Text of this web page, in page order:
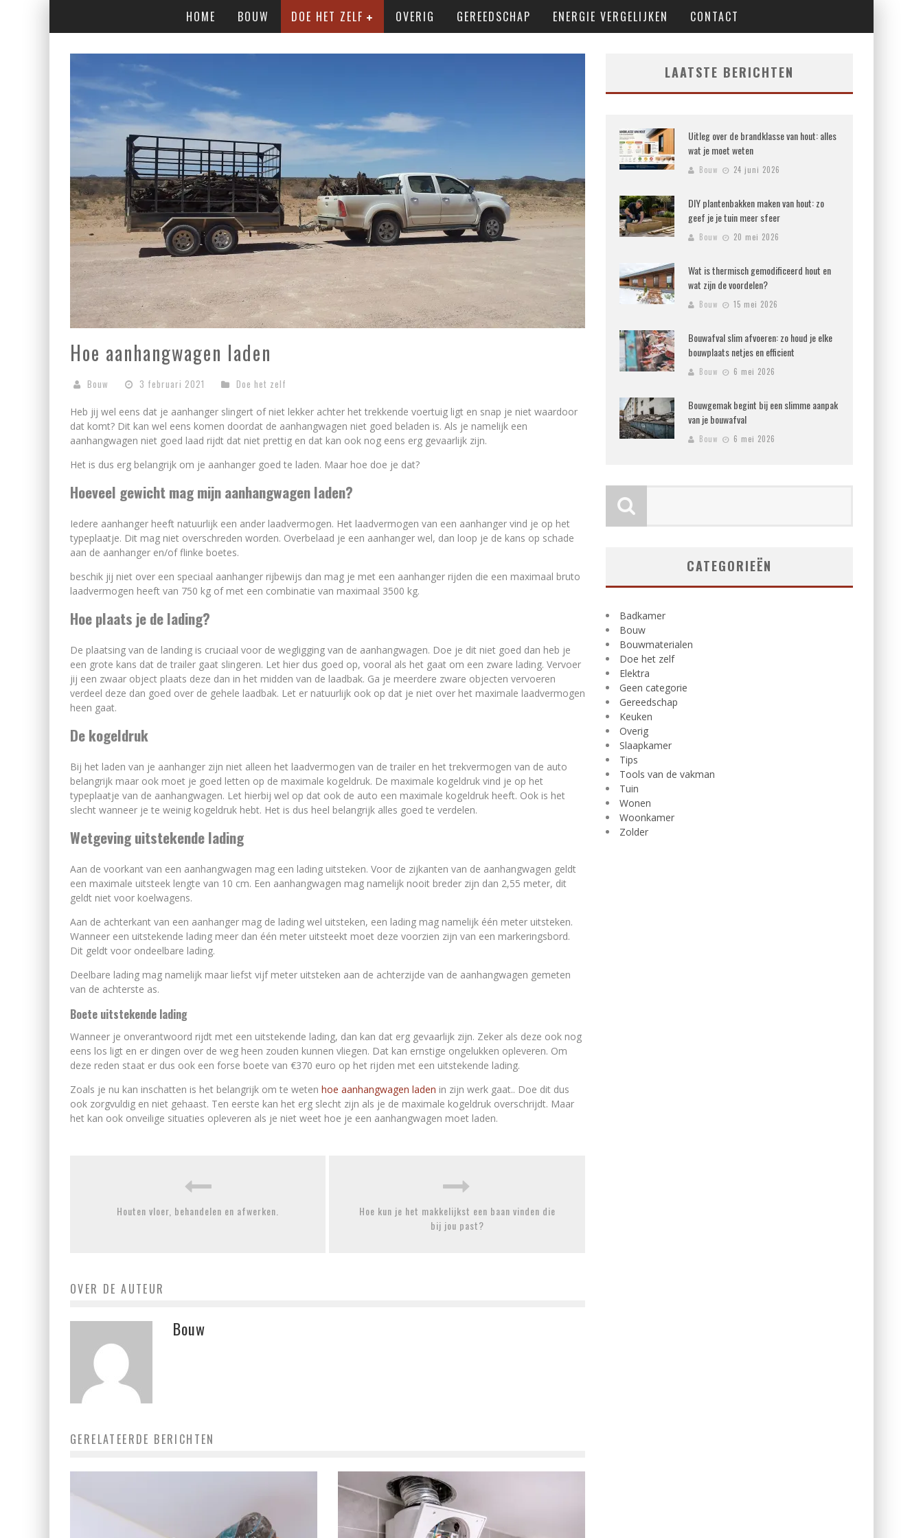
HOME BOUW DOE HET ZELF OVERIG GEREEDSCHAP ENERGIE VERGELIJKEN CONTACT
Hoe aanhangwagen laden
Bouw 3 februari 2021 Doe het zelf
Heb jij wel eens dat je aanhanger slingert of niet lekker achter het trekkende voertuig ligt en snap je niet waardoor
dat komt? Dit kan wel eens komen doordat de aanhangwagen niet goed beladen is. Als je namelijk een
aanhangwagen niet goed laad rijdt dat niet prettig en dat kan ook nog eens erg gevaarlijk zijn.
Het is dus erg belangrijk om je aanhanger goed te laden. Maar hoe doe je dat?
Hoeveel gewicht mag mijn aanhangwagen laden?
Iedere aanhanger heeft natuurlijk een ander laadvermogen. Het laadvermogen van een aanhanger vind je op het
typeplaatje. Dit mag niet overschreden worden. Overbelaad je een aanhanger wel, dan loop je de kans op schade
aan de aanhanger en/of flinke boetes.
beschik jij niet over een speciaal aanhanger rijbewijs dan mag je met een aanhanger rijden die een maximaal bruto
laadvermogen heeft van 750 kg of met een combinatie van maximaal 3500 kg.
Hoe plaats je de lading?
De plaatsing van de landing is cruciaal voor de wegligging van de aanhangwagen. Doe je dit niet goed dan heb je
een grote kans dat de trailer gaat slingeren. Let hier dus goed op, vooral als het gaat om een zware lading. Vervoer
jij een zwaar object plaats deze dan in het midden van de laadbak. Ga je meerdere zware objecten vervoeren
verdeel deze dan goed over de gehele laadbak. Let er natuurlijk ook op dat je niet over het maximale laadvermogen
heen gaat.
De kogeldruk
Bij het laden van je aanhanger zijn niet alleen het laadvermogen van de trailer en het trekvermogen van de auto
belangrijk maar ook moet je goed letten op de maximale kogeldruk. De maximale kogeldruk vind je op het
typeplaatje van de aanhangwagen. Let hierbij wel op dat ook de auto een maximale kogeldruk heeft. Ook is het
slecht wanneer je te weinig kogeldruk hebt. Het is dus heel belangrijk alles goed te verdelen.
Wetgeving uitstekende lading
Aan de voorkant van een aanhangwagen mag een lading uitsteken. Voor de zijkanten van de aanhangwagen geldt
een maximale uitsteek lengte van 10 cm. Een aanhangwagen mag namelijk nooit breder zijn dan 2,55 meter, dit
geldt niet voor koelwagens.
Aan de achterkant van een aanhanger mag de lading wel uitsteken, een lading mag namelijk één meter uitsteken.
Wanneer een uitstekende lading meer dan één meter uitsteekt moet deze voorzien zijn van een markeringsbord.
Dit geldt voor ondeelbare lading.
Deelbare lading mag namelijk maar liefst vijf meter uitsteken aan de achterzijde van de aanhangwagen gemeten
van de achterste as.
Boete uitstekende lading
Wanneer je onverantwoord rijdt met een uitstekende lading, dan kan dat erg gevaarlijk zijn. Zeker als deze ook nog
eens los ligt en er dingen over de weg heen zouden kunnen vliegen. Dat kan ernstige ongelukken opleveren. Om
deze reden staat er dus ook een forse boete van €370 euro op het rijden met een uitstekende lading.
Zoals je nu kan inschatten is het belangrijk om te weten hoe aanhangwagen laden in zijn werk gaat.. Doe dit dus
ook zorgvuldig en niet gehaast. Ten eerste kan het erg slecht zijn als je de maximale kogeldruk overschrijdt. Maar
het kan ook onveilige situaties opleveren als je niet weet hoe je een aanhangwagen moet laden.
Houten vloer, behandelen en afwerken.
Hoe kun je het makkelijkst een baan vinden die
bij jou past?
OVER DE AUTEUR
Bouw
GERELATEERDE BERICHTEN
LAATSTE BERICHTEN
Uitleg over de brandklasse van hout: alles
wat je moet weten
Bouw 24 juni 2026
DIY plantenbakken maken van hout: zo
geef je je tuin meer sfeer
Bouw 20 mei 2026
Wat is thermisch gemodificeerd hout en
wat zijn de voordelen?
Bouw 15 mei 2026
Bouwafval slim afvoeren: zo houd je elke
bouwplaats netjes en efficient
Bouw 6 mei 2026
Bouwgemak begint bij een slimme aanpak
van je bouwafval
Bouw 6 mei 2026
CATEGORIEËN
Badkamer
Bouw
Bouwmaterialen
Doe het zelf
Elektra
Geen categorie
Gereedschap
Keuken
Overig
Slaapkamer
Tips
Tools van de vakman
Tuin
Wonen
Woonkamer
Zolder